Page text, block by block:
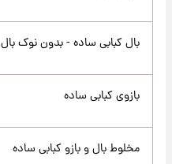
بال کبابی ساده - بدون نوک بال
بازوی کبابی ساده
مخلوط بال و بازو کبابی ساده